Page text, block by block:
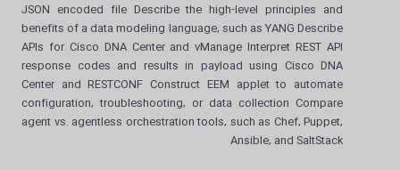
JSON encoded file Describe the high-level principles and
benefits of a data modeling language, such as YANG Describe
APIs for Cisco DNA Center and vManage Interpret REST API
response codes and results in payload using Cisco DNA
Center and RESTCONF Construct EEM applet to automate
configuration, troubleshooting, or data collection Compare
agent vs. agentless orchestration tools, such as Chef, Puppet,
Ansible, and SaltStack